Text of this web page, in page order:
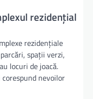
rezidențial
rezidențiale
spații verzi,
locuri de joacă.
nevoilor